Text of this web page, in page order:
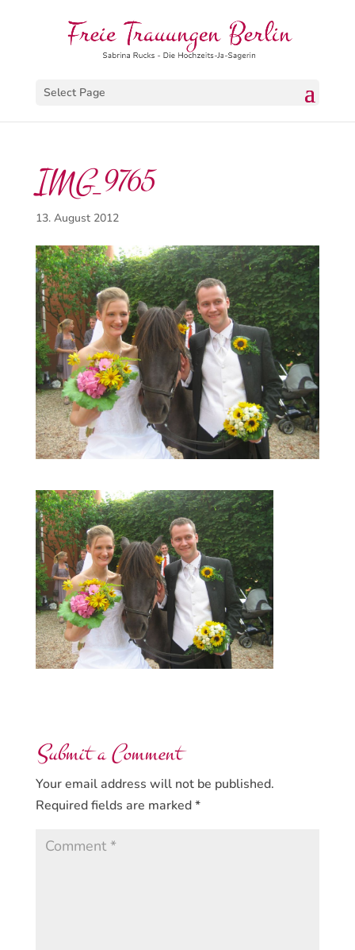
Select Page
IMG_9765
13. August 2012
Submit a Comment
Your email address will not be published.
Required fields are marked*